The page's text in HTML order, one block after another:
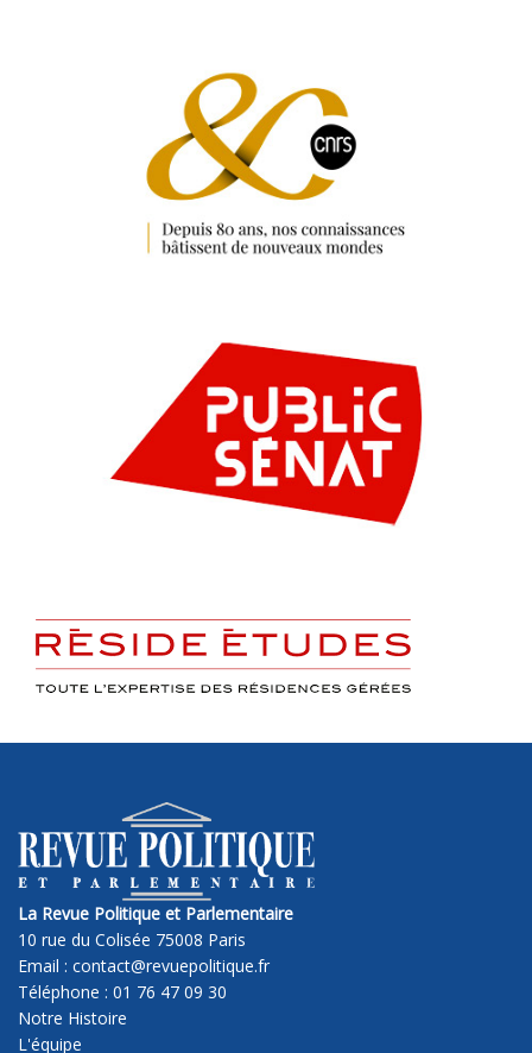
La Revue Politique et Parlementaire
10 rue du Colisée 75008 Paris
Email : contact@revuepolitique.fr
Téléphone : 01 76 47 09 30
Notre Histoire
L'équipe